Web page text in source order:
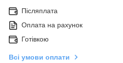
Післяплата
Оплата на рахунок
Готівкою
Всі умови оплати